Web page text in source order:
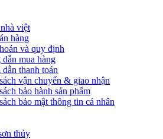
việt
hàng
và quy định
mua hàng
thanh toán
vận chuyển & giao nhận
bảo hành sản phẩm
bảo mật thông tin cá nhân
thủy